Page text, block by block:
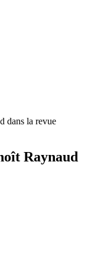
dans la revue
Raynaud